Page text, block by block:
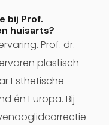
bij Prof.
huisarts?
Prof. dr.
plastisch
Esthetische
én Europa. Bij